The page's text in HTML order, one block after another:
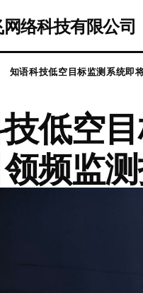
络科技有限公司
知语科技低空目标监测系统即
低空
频监